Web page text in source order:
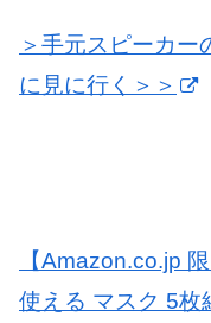
＞手元スピーカー
に見に行く＞＞
【Amazon.co.jp
使える マスク 5枚